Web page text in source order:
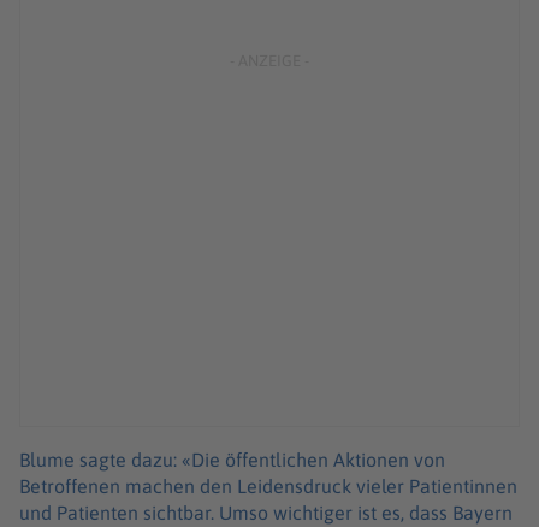
Blume sagte dazu: «Die öffentlichen Aktionen von
Betroffenen machen den Leidensdruck vieler Patientinnen
und Patienten sichtbar. Umso wichtiger ist es, dass Bayern